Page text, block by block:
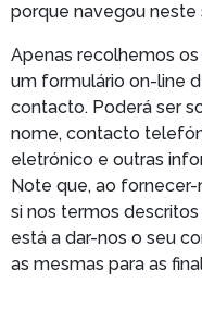
porque navegou neste
Apenas recolhemos
um formulário on-line
contacto. Poderá ser
nome, contacto
eletrónico e outras
Note que, ao
si nos termos
está a dar-nos o seu
as mesmas para as